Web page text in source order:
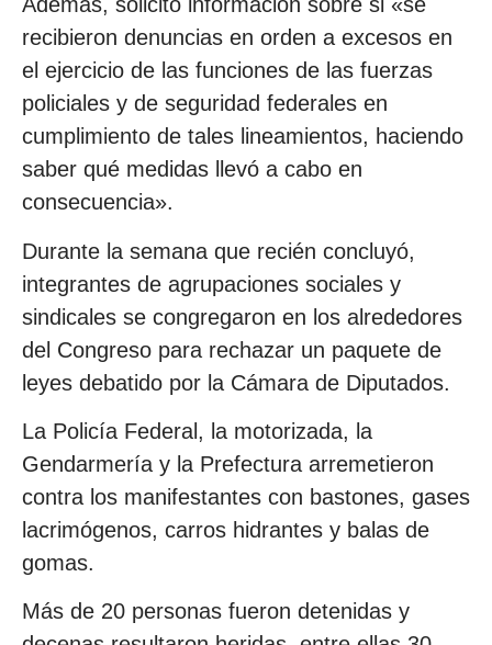
recibieron denuncias en orden a excesos en
el ejercicio de las funciones de las fuerzas
policiales y de seguridad federales en
cumplimiento de tales lineamientos, haciendo
saber qué medidas llevó a cabo en
consecuencia».
Durante la semana que recién concluyó,
integrantes de agrupaciones sociales y
sindicales se congregaron en los alrededores
del Congreso para rechazar un paquete de
leyes debatido por la Cámara de Diputados.
La Policía Federal, la motorizada, la
Gendarmería y la Prefectura arremetieron
contra los manifestantes con bastones, gases
lacrimógenos, carros hidrantes y balas de
gomas.
Más de 20 personas fueron detenidas y